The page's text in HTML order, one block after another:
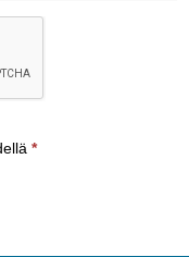
*